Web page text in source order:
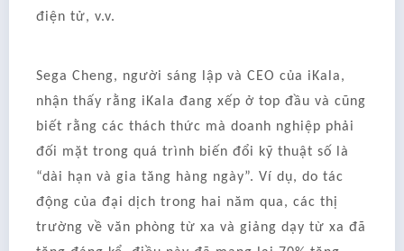
điện tử, v.v.
Sega Cheng, người sáng lập và CEO của iKala,
nhận thấy rằng iKala đang xếp ở top đầu và cũng
biết rằng các thách thức mà doanh nghiệp phải
đối mặt trong quá trình biến đổi kỹ thuật số là
“dài hạn và gia tăng hàng ngày”. Ví dụ, do tác
động của đại dịch trong hai năm qua, các thị
trường về văn phòng từ xa và giảng dạy từ xa đã